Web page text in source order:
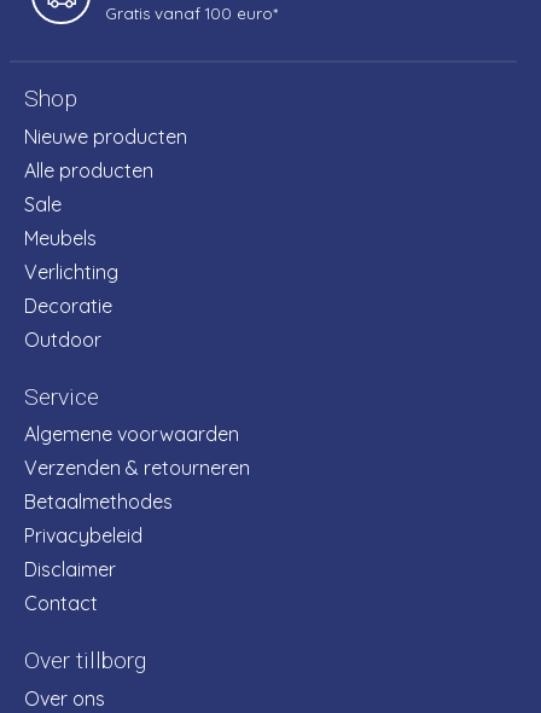
Gratis vanaf 100 euro*
Shop
Nieuwe producten
Alle producten
Sale
Meubels
Verlichting
Decoratie
Outdoor
Service
Algemene voorwaarden
Verzenden & retourneren
Betaalmethodes
Privacybeleid
Disclaimer
Contact
Over tillborg
Over ons